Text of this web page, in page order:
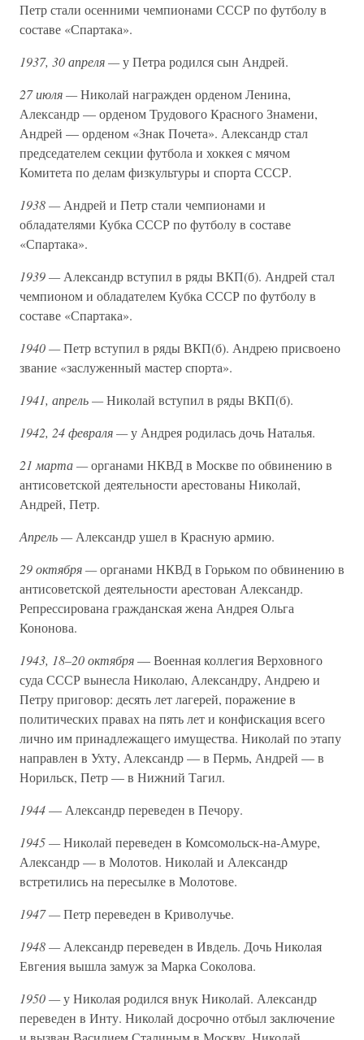
Петр стали осенними чемпионами СССР по футболу в
составе «Спартака».
1937, 30 апреля —у Петра родился сын Андрей.
27 июля —Николай награжден орденом Ленина,
Александр — орденом Трудового Красного Знамени,
Андрей — орденом «Знак Почета». Александр стал
председателем секции футбола и хоккея с мячом
Комитета по делам физкультуры и спорта СССР.
1938 —Андрей и Петр стали чемпионами и
обладателями Кубка СССР по футболу в составе
«Спартака».
1939 —Александр вступил в ряды ВКП(б). Андрей стал
чемпионом и обладателем Кубка СССР по футболу в
составе «Спартака».
1940 —Петр вступил в ряды ВКП(б). Андрею присвоено
звание «заслуженный мастер спорта».
1941, апрель —Николай вступил в ряды ВКП(б).
1942, 24 февраля —у Андрея родилась дочь Наталья.
21 марта —органами НКВД в Москве по обвинению в
антисоветской деятельности арестованы Николай,
Андрей, Петр.
Апрель —Александр ушел в Красную армию.
29 октября —органами НКВД в Горьком по обвинению в
антисоветской деятельности арестован Александр.
Репрессирована гражданская жена Андрея Ольга
Кононова.
1943, 18–20 октября— Военная коллегия Верховного
суда СССР вынесла Николаю, Александру, Андрею и
Петру приговор: десять лет лагерей, поражение в
политических правах на пять лет и конфискация всего
лично им принадлежащего имущества. Николай по этапу
направлен в Ухту, Александр — в Пермь, Андрей — в
Норильск, Петр — в Нижний Тагил.
1944— Александр переведен в Печору.
1945 —Николай переведен в Комсомольск-на-Амуре,
Александр — в Молотов. Николай и Александр
встретились на пересылке в Молотове.
1947 —Петр переведен в Криволучье.
1948 —Александр переведен в Ивдель. Дочь Николая
Евгения вышла замуж за Марка Соколова.
1950 —у Николая родился внук Николай. Александр
переведен в Инту. Николай досрочно отбыл заключение